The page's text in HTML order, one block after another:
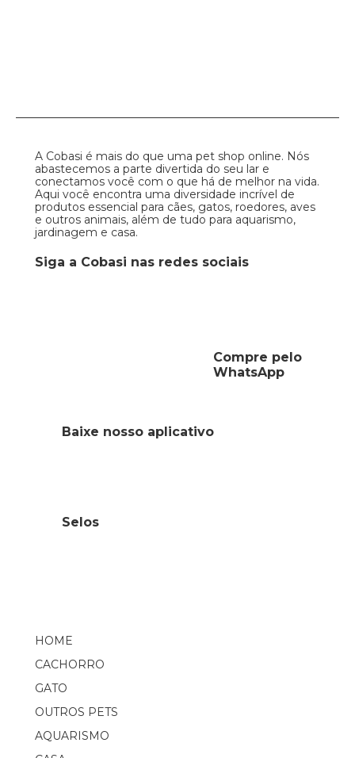
A Cobasi é mais do que uma pet shop online. Nós
abastecemos a parte divertida do seu lar e
conectamos você com o que há de melhor na vida.
Aqui você encontra uma diversidade incrível de
produtos essencial para cães, gatos, roedores, aves
e outros animais, além de tudo para aquarismo,
jardinagem e casa.
Siga a Cobasi nas redes sociais
Compre pelo
WhatsApp
HOME
CACHORRO
GATO
OUTROS PETS
AQUARISMO
Baixe nosso aplicativo
Selos